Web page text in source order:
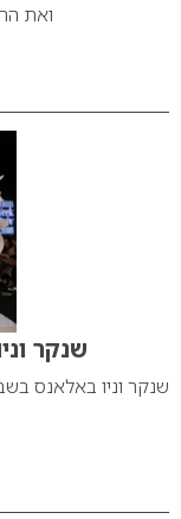
ואת
שנקר
שנקר וניו באלאנס